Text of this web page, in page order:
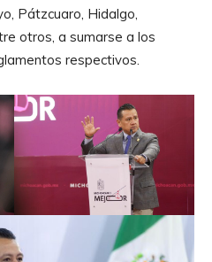
Pátzcuaro, Hidalgo,
otros, a sumarse a los
respectivos.